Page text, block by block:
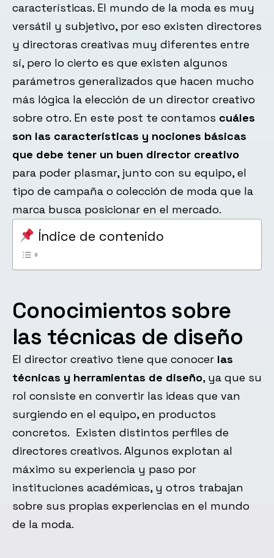
características. El mundo de la moda es muy
versátil y subjetivo, por eso existen directores
y directoras creativas muy diferentes entre
sí, pero lo cierto es que existen algunos
parámetros generalizados que hacen mucho
más lógica la elección de un director creativo
sobre otro. En este post te contamos cuáles
son las características y nociones básicas
que debe tener un buen director creativo
para poder plasmar, junto con su equipo, el
tipo de campaña o colección de moda que la
marca busca posicionar en el mercado.
Índice de contenido
Conocimientos sobre
las técnicas de diseño
El director creativo tiene que conocer las
técnicas y herramientas de diseño, ya que su
rol consiste en convertir las ideas que van
surgiendo en el equipo, en productos
concretos. Existen distintos perfiles de
directores creativos. Algunos explotan al
máximo su experiencia y paso por
instituciones académicas, y otros trabajan
sobre sus propias experiencias en el mundo
de la moda.